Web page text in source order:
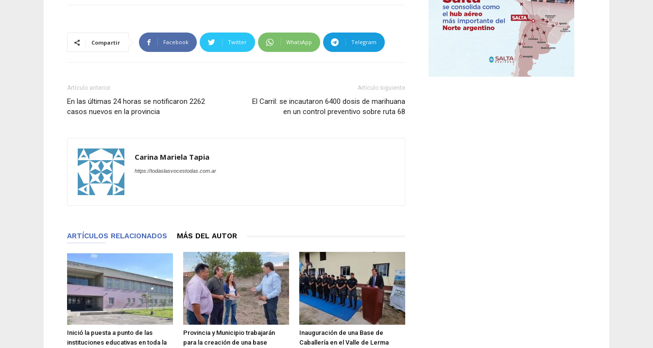
Compartir Facebook Twitter WhatsApp Telegram
Artículo anterior
En las últimas 24 horas se notificaron 2262
casos nuevos en la provincia
Artículo siguiente
El Carril: se incautaron 6400 dosis de marihuana
en un control preventivo sobre ruta 68
Carina Mariela Tapia
https://todaslasvocestodas.com.ar
ARTÍCULOS RELACIONADOS MÁS DEL AUTOR
Inició la puesta a punto de las
instituciones educativas en toda la
Provincia y Municipio trabajarán
para la creación de una base
Inauguración de una Base de
Caballería en el Valle de Lerma